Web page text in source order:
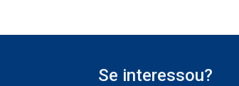
Se interessou?